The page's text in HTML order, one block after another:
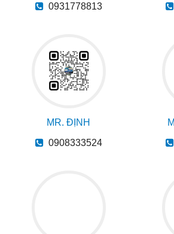
0931778813
MR. ĐỊNH
0908333524